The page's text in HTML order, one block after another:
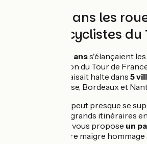
2900 km dans les
premiers cyclistes du
près de 120 anss'élançaient les
la première édition du Tour de
, la course faisait halte dans 5
Marseille, Toulouse, Bordeaux et
Le tracé originel peut presque se
réseau actuel de grands itinéraires en
! On vous propose un
, notre maigre